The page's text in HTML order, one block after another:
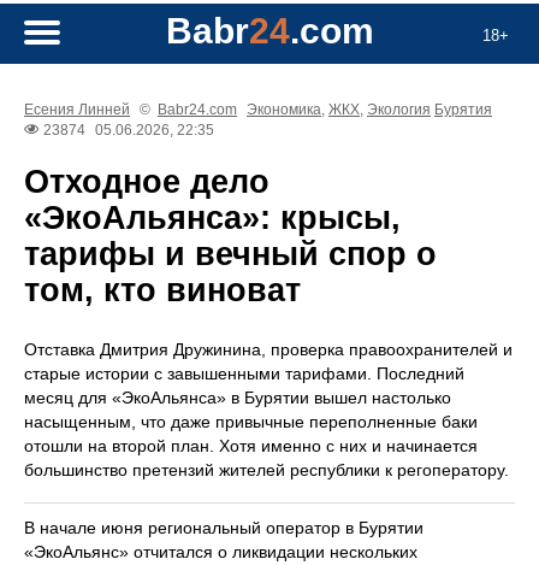
18+
Babr24.com
Есения Линней © Babr24.com Экономика, ЖКХ, Экология Бурятия
23874 05.06.2026, 22:35
Отходное дело
«ЭкоАльянса»: крысы,
тарифы и вечный спор о
том, кто виноват
Отставка Дмитрия Дружинина, проверка правоохранителей и
старые истории с завышенными тарифами. Последний
месяц для «ЭкоАльянса» в Бурятии вышел настолько
насыщенным, что даже привычные переполненные баки
отошли на второй план. Хотя именно с них и начинается
большинство претензий жителей республики к регоператору.
В начале июня региональный оператор в Бурятии
«ЭкоАльянс» отчитался о ликвидации нескольких